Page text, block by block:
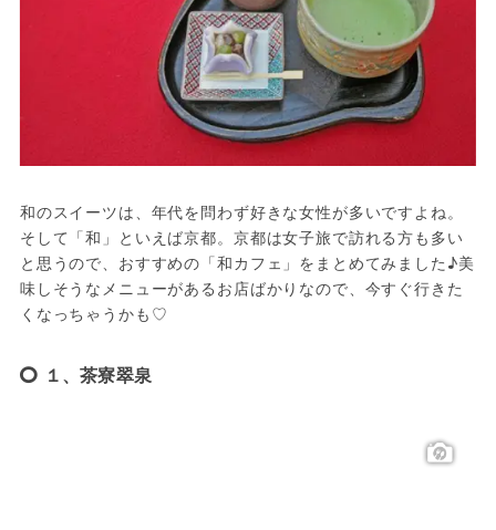
和のスイーツは、年代を問わず好きな女性が多いですよね。
そして「和」といえば京都。京都は女子旅で訪れる方も多い
と思うので、おすすめの「和カフェ」をまとめてみました♪美
味しそうなメニューがあるお店ばかりなので、今すぐ行きた
くなっちゃうかも♡
１、茶寮翠泉